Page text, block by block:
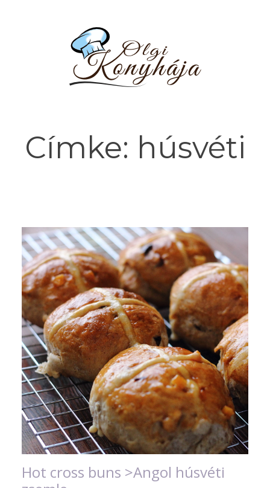
Címke: húsvéti
Hot cross buns >Angol húsvéti